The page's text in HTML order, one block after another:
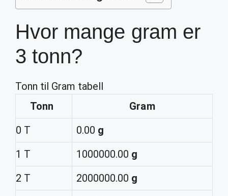
Hvor mange gram er
3 tonn?
Tonn til Gram tabell
Tonn
Gram
0 T
0.00 g
1 T
1000000.00 g
2 T
2000000.00 g